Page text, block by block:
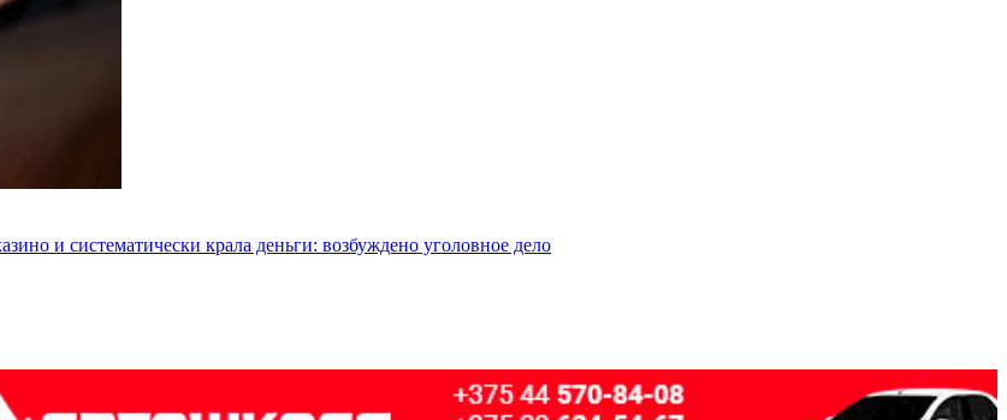
и систематически крала деньги: возбуждено уголовное дело